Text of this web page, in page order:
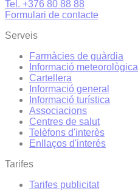
Tel. +376 80 88 88
Formulari de contacte
Serveis
Farmàcies de guàrdia
Informació meteorològica
Cartellera
Informació general
Informació turística
Associacions
Centres de salut
Telèfons d'interès
Enllaços d'interés
Tarifes
Tarifes publicitat